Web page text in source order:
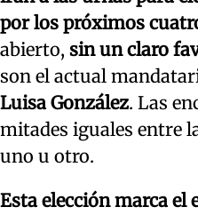
por los próximos
abierto, sin un claro
son el actual
Luisa González. Las
mitades iguales entre
uno u otro.
Esta elección marca el